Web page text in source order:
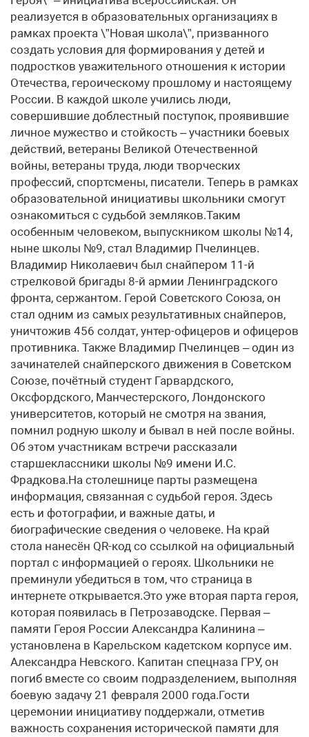
реализуется в образовательных организациях в
рамках проекта \”Новая школа\”, призванного
создать условия для формирования у детей и
подростков уважительного отношения к истории
Отечества, героическому прошлому и настоящему
России. В каждой школе учились люди,
совершившие доблестный поступок, проявившие
личное мужество и стойкость – участники боевых
действий, ветераны Великой Отечественной
войны, ветераны труда, люди творческих
профессий, спортсмены, писатели. Теперь в рамках
образовательной инициативы школьники смогут
ознакомиться с судьбой земляков.Таким
особенным человеком, выпускником школы №14,
ныне школы №9, стал Владимир Пчелинцев.
Владимир Николаевич был снайпером 11-й
стрелковой бригады 8-й армии Ленинградского
фронта, сержантом. Герой Советского Союза, он
стал одним из самых результативных снайперов,
уничтожив 456 солдат, унтер-офицеров и офицеров
противника. Также Владимир Пчелинцев – один из
зачинателей снайперского движения в Советском
Союзе, почётный студент Гарвардского,
Оксфордского, Манчестерского, Лондонского
университетов, который не смотря на звания,
помнил родную школу и бывал в ней после войны.
Об этом участникам встречи рассказали
старшеклассники школы №9 имени И.С.
Фрадкова.На столешнице парты размещена
информация, связанная с судьбой героя. Здесь
есть и фотографии, и важные даты, и
биографические сведения о человеке. На край
стола нанесён QR-код со ссылкой на официальный
портал с информацией о героях. Школьники не
преминули убедиться в том, что страница в
интернете открывается.Это уже вторая парта героя,
которая появилась в Петрозаводске. Первая –
памяти Героя России Александра Калинина –
установлена в Карельском кадетском корпусе им.
Александра Невского. Капитан спецназа ГРУ, он
погиб вместе со своим подразделением, выполняя
боевую задачу 21 февраля 2000 года.Гости
церемонии инициативу поддержали, отметив
важность сохранения исторической памяти для